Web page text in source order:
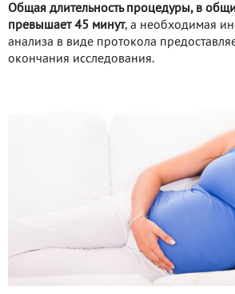
Общая длительность процедуры, в
превышает 45 минут, а необходимая
анализа в виде протокола
окончания исследования.